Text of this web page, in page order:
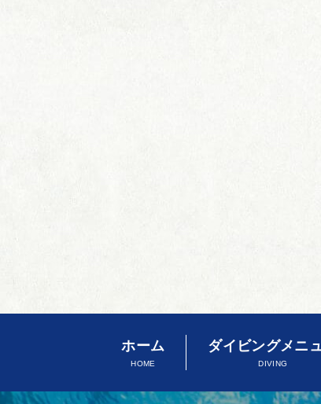
ホーム
HOME
ダイビングメニ
DIVING